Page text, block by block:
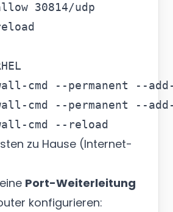
30814/udp
cmd --permanent --
cmd --permanent --
zu Hause (Internet-
Port-Weiterleitung
konfigurieren: